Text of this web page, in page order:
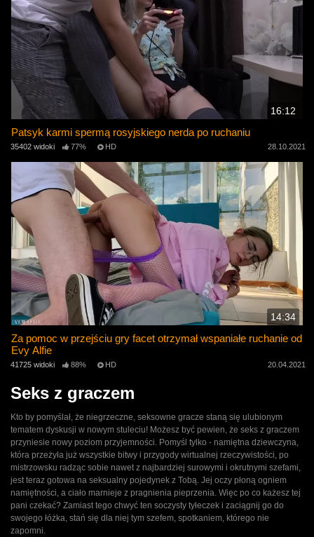
16:12
Patsyk karmi spermą rosyjskiego nerda po ruchaniu
35402 widoki 77% HD 28.10.2021
14:34
Za pomoc w przejściu gry facet otrzymał wspaniałe ruchanie od
Evy Alfie
41725 widoki 88% HD 20.04.2021
Seks z graczem
Kto by pomyślał, że niegrzeczne, seksowne gracze staną się ulubionym
tematem dyskusji w nowym stuleciu! Możesz być pewien, że seks z graczem
przyniesie nowy poziom przyjemności. Pomyśl tylko - namiętna dziewczyna,
która przeżyła już wszystkie bitwy i przygody wirtualnej rzeczywistości, po
mistrzowsku radząc sobie nawet z najbardziej surowymi i okrutnymi szefami,
jest teraz gotowa na seksualny pojedynek z Tobą. Jej oczy płoną ogniem
namiętności, a ciało marnieje z pragnienia pieprzenia. Więc po co każesz tej
pani czekać? Zamiast tego chwyć ten soczysty tyłeczek i zaciągnij go do
swojego łóżka, stań się dla niej tym szefem, spotkaniem, którego nie
zapomni.